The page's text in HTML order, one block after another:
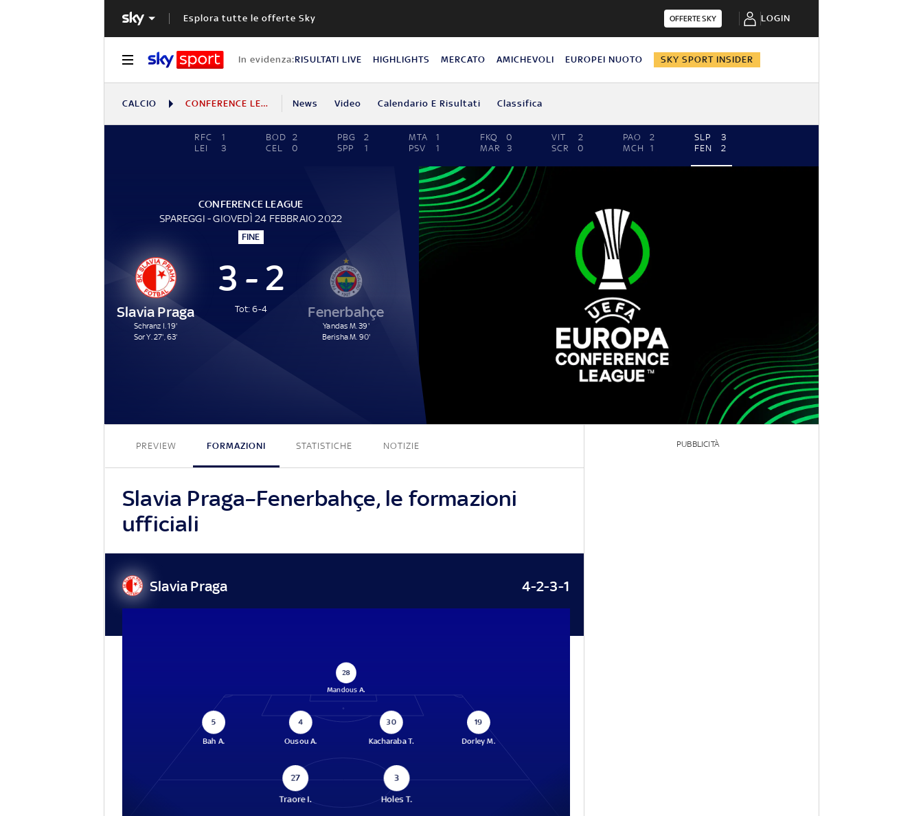
Esplora tutte le offerte Sky OFFERTE SKY LOGIN
In evidenza:RISULTATI LIVE HIGHLIGHTS MERCATO AMICHEVOLI EUROPEI NUOTO SKY SPORT INSIDER
CALCIO CONFERENCE LEAGUE News Video Calendario E Risultati Classifica
RFC
1
LEI
3
BOD
2
CEL
0
PBG
2
SPP
1
MTA
1
PSV
1
FKQ
0
MAR
3
VIT
2
SCR
0
PAO
2
MCH
1
SLP
3
FEN
2
CONFERENCE LEAGUE
SPAREGGI - GIOVEDÌ 24 FEBBRAIO 2022
FINE
Slavia Praga
Schranz I. 19'
Sor Y. 27', 63'
3 - 2
Tot: 6-4 Fenerbahçe
Yandas M. 39'
Berisha M. 90'
PREVIEW FORMAZIONI STATISTICHE NOTIZIE
Slavia Praga–Fenerbahçe, le formazioni
ufficiali
Slavia Praga 4-2-3-1
28
Mandous A.
5
Bah A.
4
Ousou A.
30
Kacharaba T.
19
Dorley M.
27
Traore I.
3
Holes T.
PUBBLICITÀ